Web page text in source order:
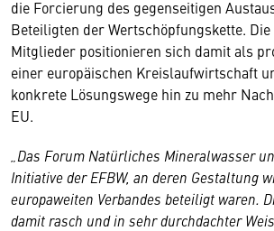
die Forcierung des gegenseitigen
Beteiligten der Wertschöpfungskette.
Mitglieder positionieren sich damit als
einer europäischen Kreislaufwirtschaft
konkrete Lösungswege hin zu mehr
EU.
„Das Forum Natürliches Mineralwasser
Initiative der EFBW, an deren Gestaltung
europaweiten Verbandes beteiligt waren.
damit rasch und in sehr durchdachter